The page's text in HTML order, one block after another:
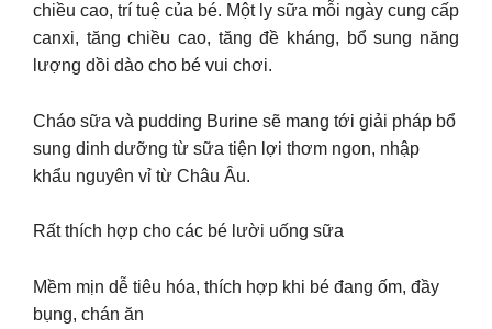
chiều cao, trí tuệ của bé. Một ly sữa mỗi ngày cung cấp
canxi, tăng chiều cao, tăng đề kháng, bổ sung năng
lượng dồi dào cho bé vui chơi.
Cháo sữa và pudding Burine sẽ mang tới giải pháp bổ
sung dinh dưỡng từ sữa tiện lợi thơm ngon, nhập
khẩu nguyên vỉ từ Châu Âu.
Rất thích hợp cho các bé lười uống sữa
Mềm mịn dễ tiêu hóa, thích hợp khi bé đang ốm, đầy
bụng, chán ăn